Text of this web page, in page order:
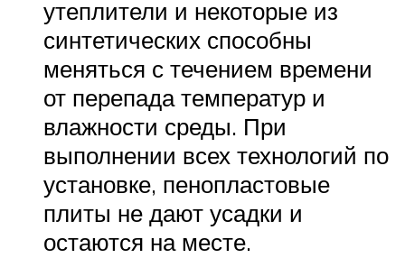
утеплители и некоторые из
синтетических способны
меняться с течением времени
от перепада температур и
влажности среды. При
выполнении всех технологий по
установке, пенопластовые
плиты не дают усадки и
остаются на месте.